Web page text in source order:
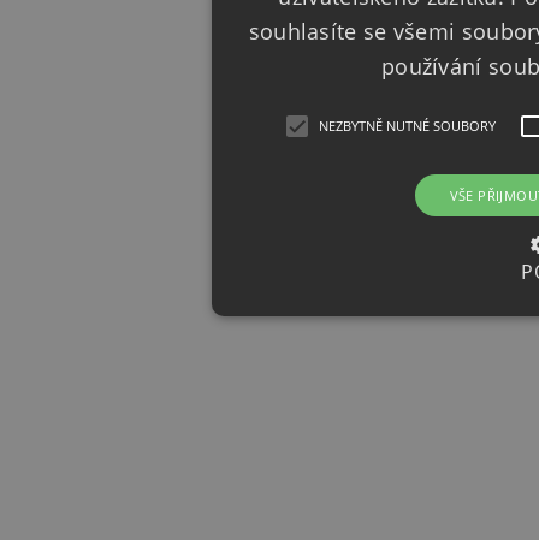
souhlasíte se všemi
používání
NEZBYTNĚ NUTNÉ SOUBORY
VŠE